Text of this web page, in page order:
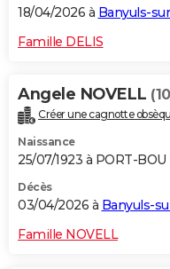
18/04/2026 à Banyuls-
Famille DELIS
Angele NOVELL
Créer une cagnotte
Naissance
25/07/1923 à PORT-BOU
Décès
03/04/2026 à Banyuls-
Famille NOVELL